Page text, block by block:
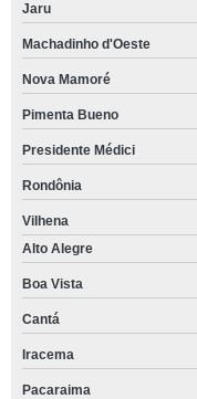
Jaru
Machadinho d'Oeste
Nova Mamoré
Pimenta Bueno
Presidente Médici
Rondônia
Vilhena
Alto Alegre
Boa Vista
Cantá
Iracema
Pacaraima